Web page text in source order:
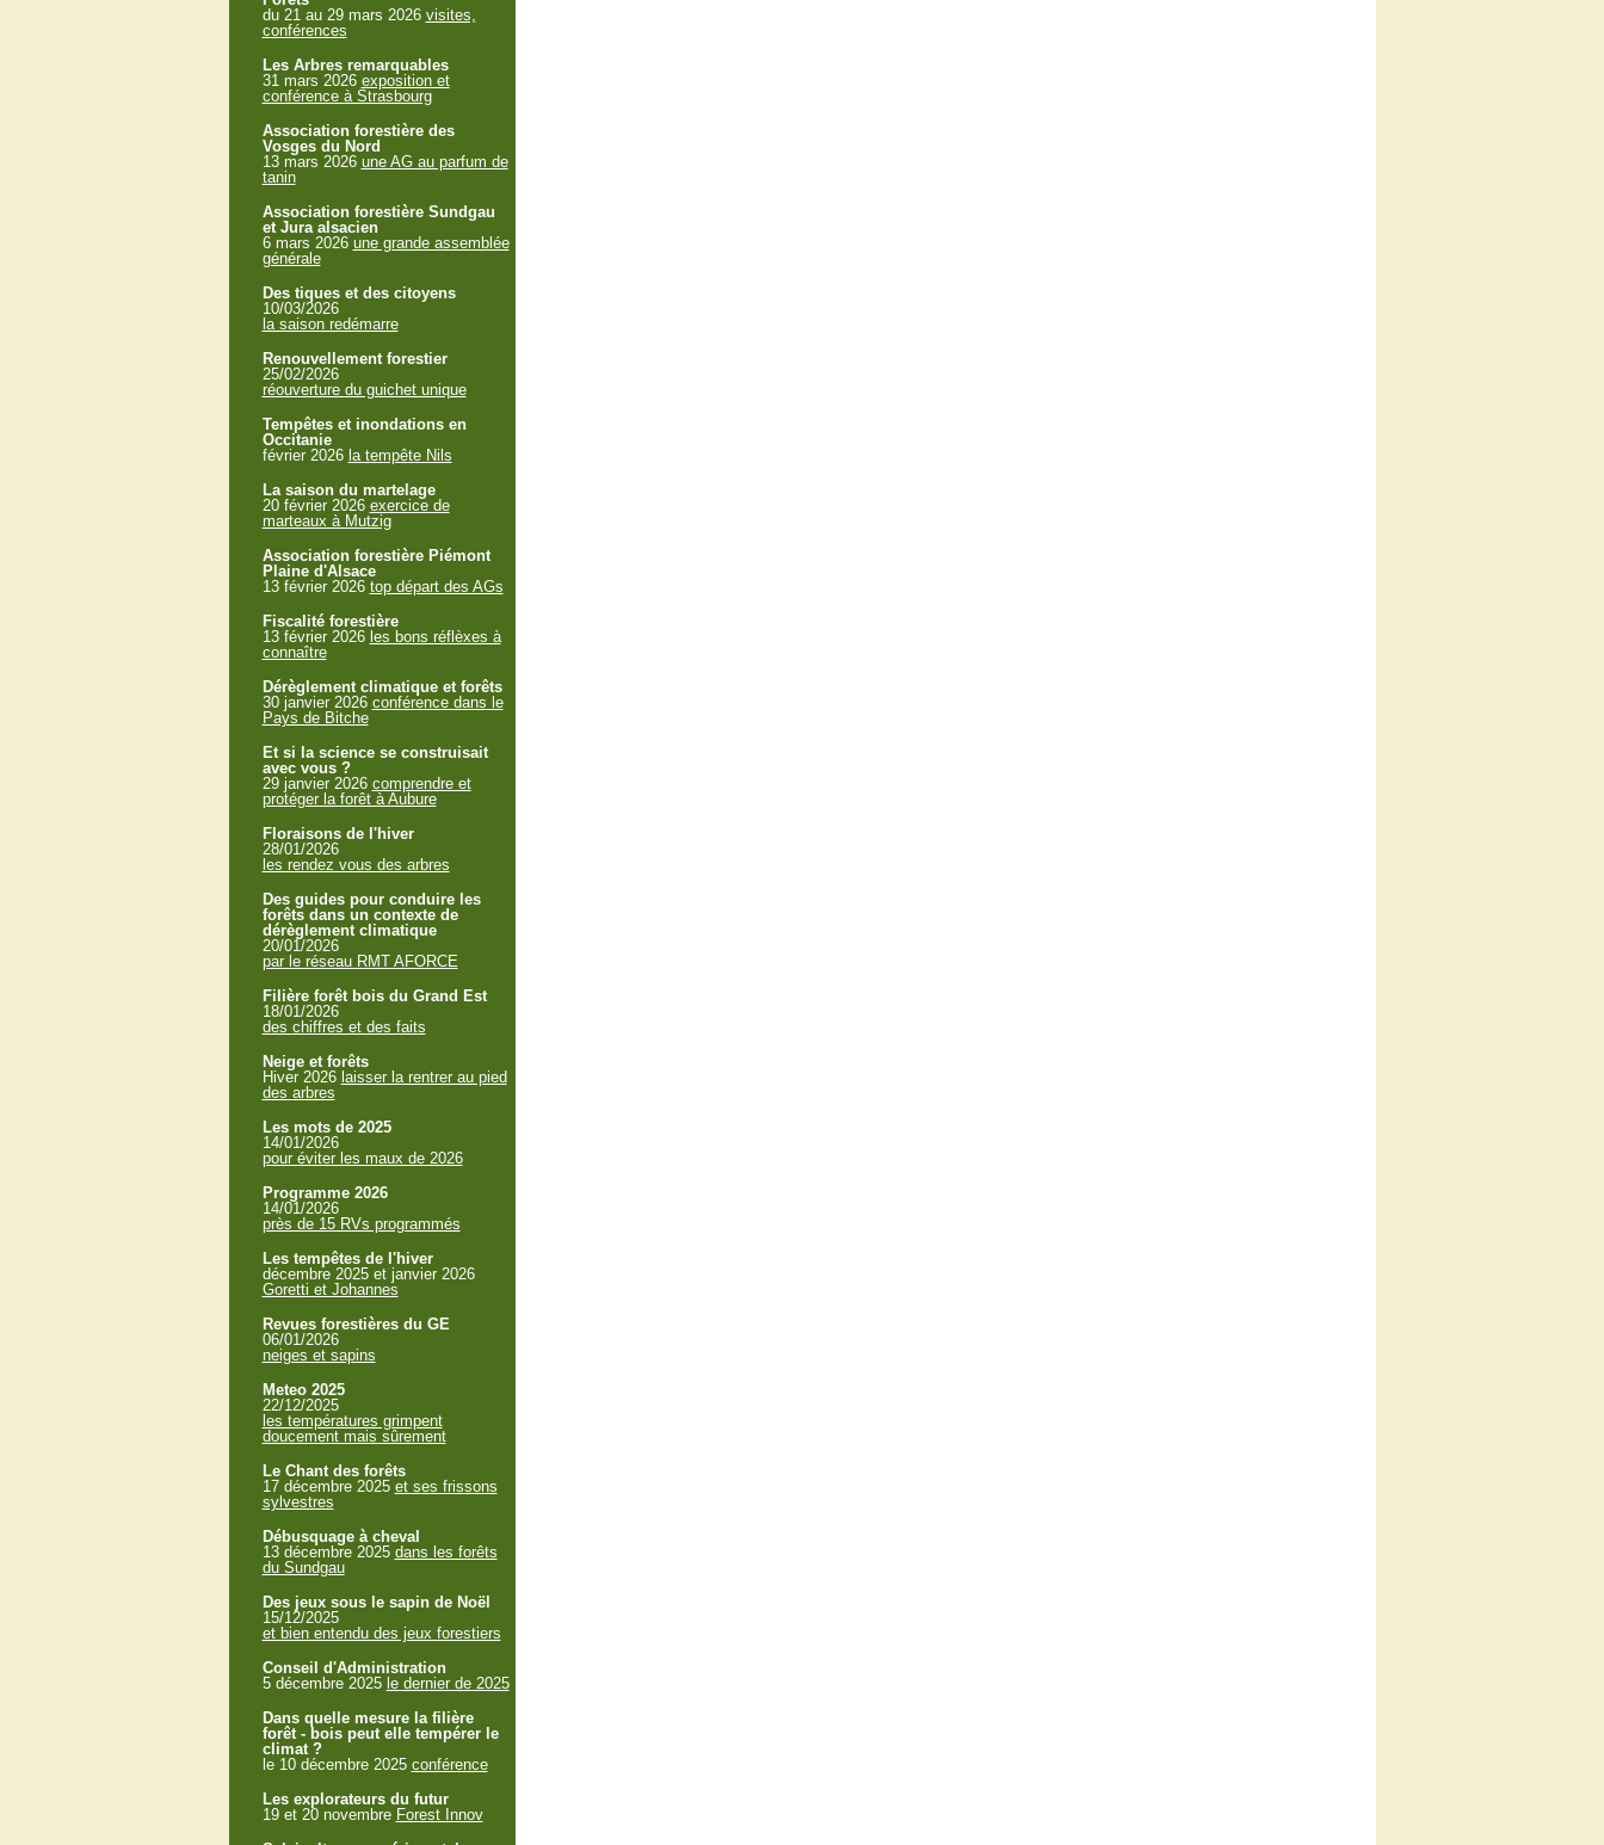
du 21 au 29 mars 2026 visites,
conférences
Les Arbres remarquables
31 mars 2026 exposition et
conférence à Strasbourg
Association forestière des
Vosges du Nord
13 mars 2026 une AG au parfum de
tanin
Association forestière Sundgau
et Jura alsacien
6 mars 2026 une grande assemblée
générale
Des tiques et des citoyens
10/03/2026
la saison redémarre
Renouvellement forestier
25/02/2026
réouverture du guichet unique
Tempêtes et inondations en
Occitanie
février 2026 la tempête Nils
La saison du martelage
20 février 2026 exercice de
marteaux à Mutzig
Association forestière Piémont
Plaine d'Alsace
13 février 2026 top départ des AGs
Fiscalité forestière
13 février 2026 les bons réflèxes à
connaître
Dérèglement climatique et forêts
30 janvier 2026 conférence dans le
Pays de Bitche
Et si la science se construisait
avec vous ?
29 janvier 2026 comprendre et
protéger la forêt à Aubure
Floraisons de l'hiver
28/01/2026
les rendez vous des arbres
Des guides pour conduire les
forêts dans un contexte de
dérèglement climatique
20/01/2026
par le réseau RMT AFORCE
Filière forêt bois du Grand Est
18/01/2026
des chiffres et des faits
Neige et forêts
Hiver 2026 laisser la rentrer au pied
des arbres
Les mots de 2025
14/01/2026
pour éviter les maux de 2026
Programme 2026
14/01/2026
près de 15 RVs programmés
Les tempêtes de l'hiver
décembre 2025 et janvier 2026
Goretti et Johannes
Revues forestières du GE
06/01/2026
neiges et sapins
Meteo 2025
22/12/2025
les températures grimpent
doucement mais sûrement
Le Chant des forêts
17 décembre 2025 et ses frissons
sylvestres
Débusquage à cheval
13 décembre 2025 dans les forêts
du Sundgau
Des jeux sous le sapin de Noël
15/12/2025
et bien entendu des jeux forestiers
Conseil d'Administration
5 décembre 2025 le dernier de 2025
Dans quelle mesure la filière
forêt - bois peut elle tempérer le
climat ?
le 10 décembre 2025 conférence
Les explorateurs du futur
19 et 20 novembre Forest Innov